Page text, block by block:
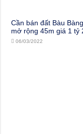
Cần bán đất Bàu
mở rộng 45m giá 1 tỷ
06/03/2022